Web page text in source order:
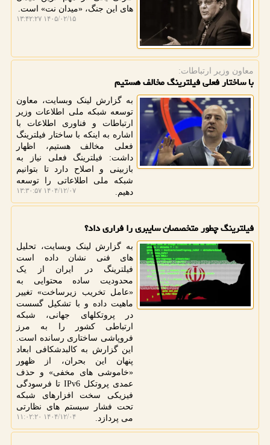
های این جنگ، «میدان نت» است.
۱۴۰۵/۰۲/۱۵ ۱۳:۴۲:۲۷
معاون وزیر ارتباطات:
با ساختار فعلی فیلترینگ مخالف هستیم
به گزارش لینک وبسایت، معاون
توسعه شبکه ملی اطلاعات وزیر
ارتباطات و فناوری اطلاعات با
اشاره به اینکه با ساختار فیلترینگ
فعلی مخالف هستیم، اظهار
داشت: فیلترینگ فعلی نیاز به
بازبینی و اصلاح دارد تا بتوانیم
شبکه ملی اطلاعاتی را توسعه
دهیم.
۱۴۰۴/۱۲/۰۷ ۱۳:۳۰:۵۷
فیلترینگ چطور متخصصان سایبری را فراری داد؟
به گزارش لینک وبسایت، تحلیل
های فنی نشان داده است
فیلترینگ در ایران از یک
محدودیت ساده محتوایی به
«عامل تخریب زیرساخت» تغییر
ماهیت داده و با تشکیل گسست
در پروتکلهای جهانی، شبکه
ارتباطی کشور را به مرز
فروپاشی ساختاری رسانده است.
این گزارش به کالبدشکافی ابعاد
پنهان این بحران، از ظهور
«خاموشی های مخفی» و حذف
عمدی پروتکل IPv6 تا فرسودگی
فیزیکی سخت افزارهای شبکه
تحت فشار سیستم های نظارتی
می پردازد.
۱۴۰۴/۱۲/۰۴ ۱۱:۰۲:۲۰